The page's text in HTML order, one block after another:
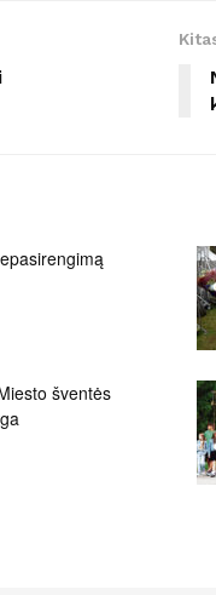
šventės